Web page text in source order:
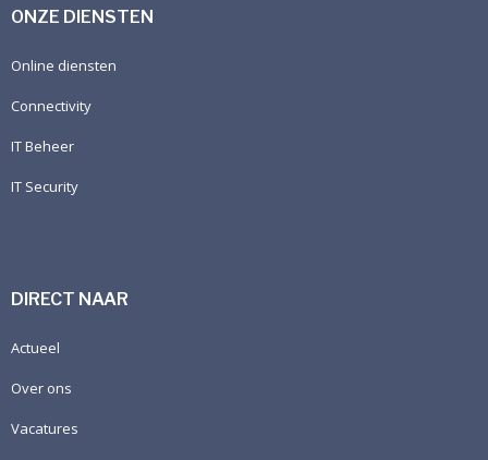
ONZE DIENSTEN
Online diensten
Connectivity
IT Beheer
IT Security
DIRECT NAAR
Actueel
Over ons
Vacatures